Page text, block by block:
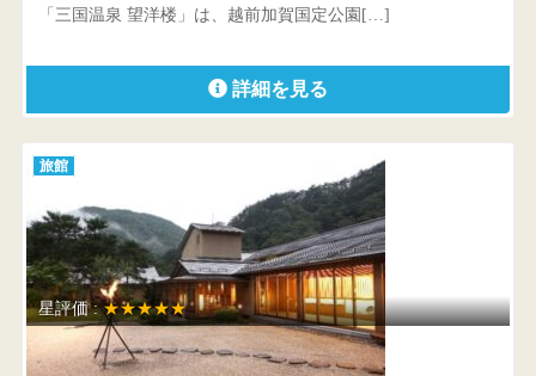
「三国温泉 望洋楼」は、越前加賀国定公園[…]
詳細を見る
旅館
星評価 :★★★★★
花巻温泉 佳松園